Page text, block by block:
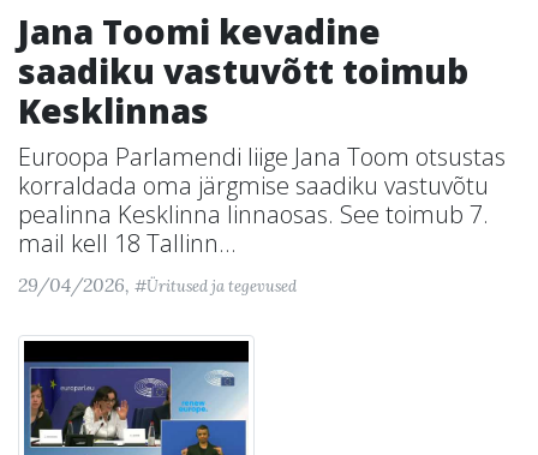
Jana Toomi kevadine
saadiku vastuvõtt toimub
Kesklinnas
Euroopa Parlamendi liige Jana Toom otsustas
korraldada oma järgmise saadiku vastuvõtu
pealinna Kesklinna linnaosas. See toimub 7.
mail kell 18 Tallinn...
29/04/2026, #Üritused ja tegevused